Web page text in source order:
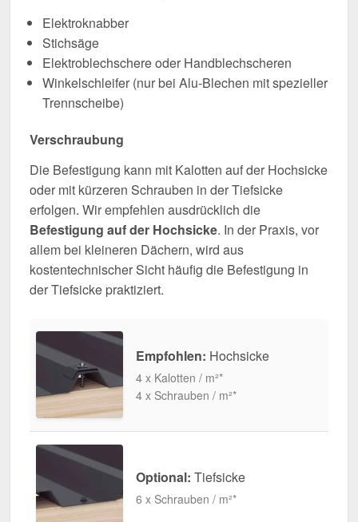
Elektroknabber
Stichsäge
Elektroblechschere oder Handblechscheren
Winkelschleifer (nur bei Alu-Blechen mit spezieller
Trennscheibe)
Verschraubung
Die Befestigung kann mit Kalotten auf der Hochsicke
oder mit kürzeren Schrauben in der Tiefsicke
erfolgen. Wir empfehlen ausdrücklich die
Befestigung auf der Hochsicke. In der Praxis, vor
allem bei kleineren Dächern, wird aus
kostentechnischer Sicht häufig die Befestigung in
der Tiefsicke praktiziert.
Empfohlen: Hochsicke
4 x Kalotten / m²*
4 x Schrauben / m²*
Optional: Tiefsicke
6 x Schrauben / m²*